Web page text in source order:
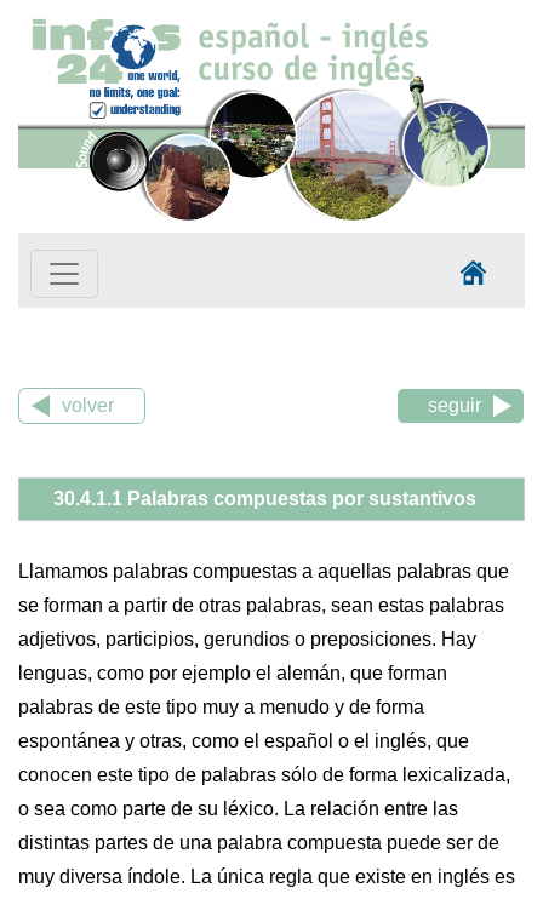
volver seguir
30.4.1.1 Palabras compuestas por sustantivos
Llamamos palabras compuestas a aquellas palabras que
se forman a partir de otras palabras, sean estas palabras
adjetivos, participios, gerundios o preposiciones. Hay
lenguas, como por ejemplo el alemán, que forman
palabras de este tipo muy a menudo y de forma
espontánea y otras, como el español o el inglés, que
conocen este tipo de palabras sólo de forma lexicalizada,
o sea como parte de su léxico. La relación entre las
distintas partes de una palabra compuesta puede ser de
muy diversa índole. La única regla que existe en inglés es